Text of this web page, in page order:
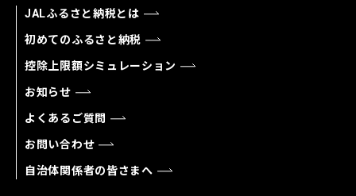
JALふるさと納税とは
初めてのふるさと納税
控除上限額シミュレーション
お知らせ
よくあるご質問
お問い合わせ
自治体関係者の皆さまへ